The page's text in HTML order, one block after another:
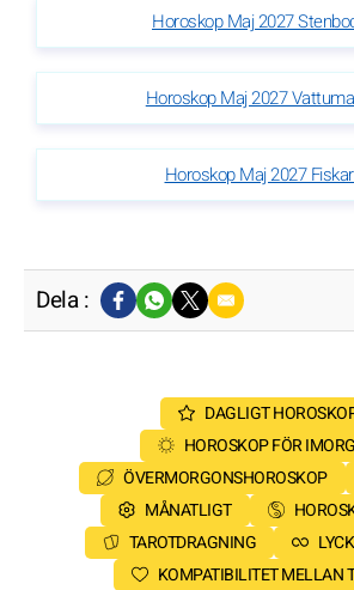
Horoskop Maj 2027
Horoskop Maj 2027
Horoskop Maj 2027
Dela :
DAGLIGT
HOROSKOP FÖR
ÖVERMORGONSHOROSKOP
MÅNATLIGT
TAROTDRAGNING
KOMPATIBILITET MELLAN